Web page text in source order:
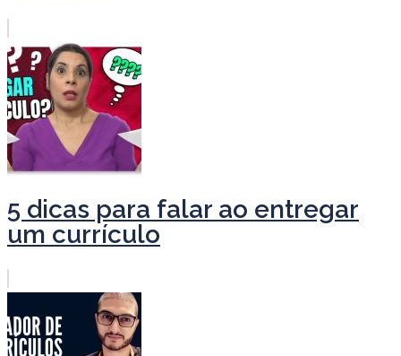
5 dicas para falar ao entregar
um currículo